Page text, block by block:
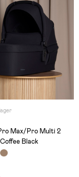
Max/Pro Multi 2
Black